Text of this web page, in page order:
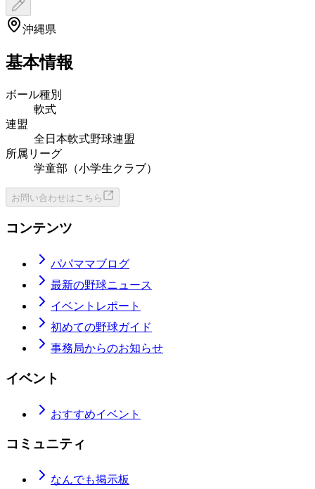
沖縄県
基本情報
ボール種別
軟式
連盟
全日本軟式野球連盟
所属リーグ
学童部（小学生クラブ）
お問い合わせはこちら
コンテンツ
パパママブログ
最新の野球ニュース
イベントレポート
初めての野球ガイド
事務局からのお知らせ
イベント
おすすめイベント
コミュニティ
なんでも掲示板